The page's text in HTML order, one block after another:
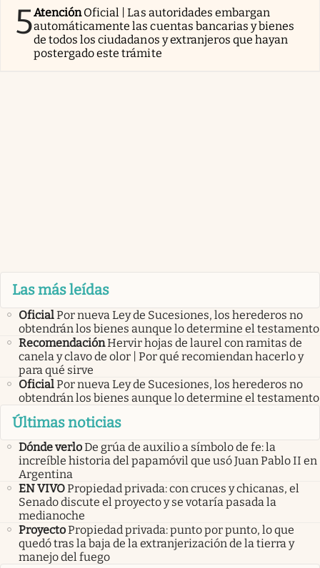
5AtenciónOficial | Las autoridades embargan
automáticamente las cuentas bancarias y bienes
de todos los ciudadanos y extranjeros que hayan
postergado este trámite
Las más leídas
OficialPor nueva Ley de Sucesiones, los herederos no
obtendrán los bienes aunque lo determine el testamento
RecomendaciónHervir hojas de laurel con ramitas de
canela y clavo de olor | Por qué recomiendan hacerlo y
para qué sirve
OficialPor nueva Ley de Sucesiones, los herederos no
obtendrán los bienes aunque lo determine el testamento
Últimas noticias
Dónde verloDe grúa de auxilio a símbolo de fe: la
increíble historia del papamóvil que usó Juan Pablo II en
Argentina
EN VIVOPropiedad privada: con cruces y chicanas, el
Senado discute el proyecto y se votaría pasada la
medianoche
ProyectoPropiedad privada: punto por punto, lo que
quedó tras la baja de la extranjerización de la tierra y
manejo del fuego